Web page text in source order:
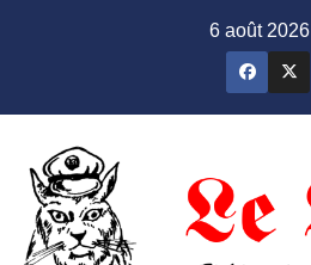
6 août 2026